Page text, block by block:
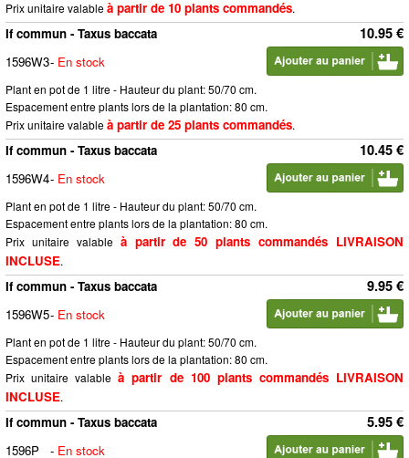
Prix unitaire valableà partir de 10 plants commandés.
10.95 €
If commun - Taxus baccata
1596W3- En stock
Plant en pot de 1 litre - Hauteur du plant: 50/70 cm.
Espacement entre plants lors de la plantation: 80 cm.
Prix unitaire valableà partir de 25 plants commandés.
10.45 €
If commun - Taxus baccata
1596W4- En stock
Plant en pot de 1 litre - Hauteur du plant: 50/70 cm.
Espacement entre plants lors de la plantation: 80 cm.
Prix unitaire valable à partir de 50 plants commandés LIVRAISON
INCLUSE.
9.95 €
If commun - Taxus baccata
1596W5- En stock
Plant en pot de 1 litre - Hauteur du plant: 50/70 cm.
Espacement entre plants lors de la plantation: 80 cm.
Prix unitaire valableà partir de 100 plants commandés LIVRAISON
INCLUSE.
5.95 €
If commun - Taxus baccata
1596P
- En stock